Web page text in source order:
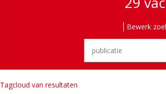
Bewerk
Tagcloud van resultaten